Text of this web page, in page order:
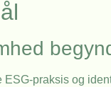
praksis og